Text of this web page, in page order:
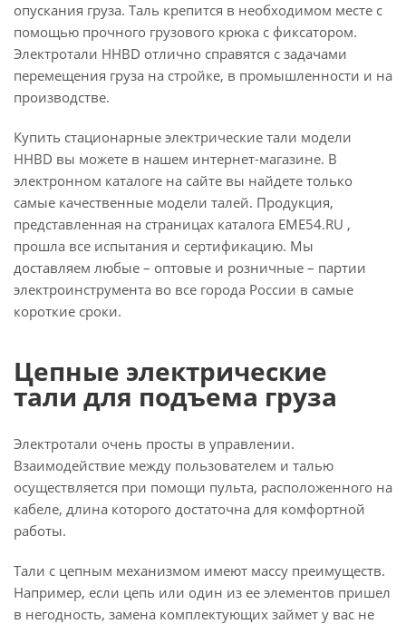
опускания груза. Таль крепится в необходимом месте с
помощью прочного грузового крюка с фиксатором.
Электротали HHBD отлично справятся с задачами
перемещения груза на стройке, в промышленности и на
производстве.
Купить стационарные электрические тали модели
HHBD вы можете в нашем интернет-магазине. В
электронном каталоге на сайте вы найдете только
самые качественные модели талей. Продукция,
представленная на страницах каталога EME54.RU ,
прошла все испытания и сертификацию. Мы
доставляем любые – оптовые и розничные – партии
электроинструмента во все города России в самые
короткие сроки.
Цепные электрические
тали для подъема груза
Электротали очень просты в управлении.
Взаимодействие между пользователем и талью
осуществляется при помощи пульта, расположенного на
кабеле, длина которого достаточна для комфортной
работы.
Тали с цепным механизмом имеют массу преимуществ.
Например, если цепь или один из ее элементов пришел
в негодность, замена комплектующих займет у вас не